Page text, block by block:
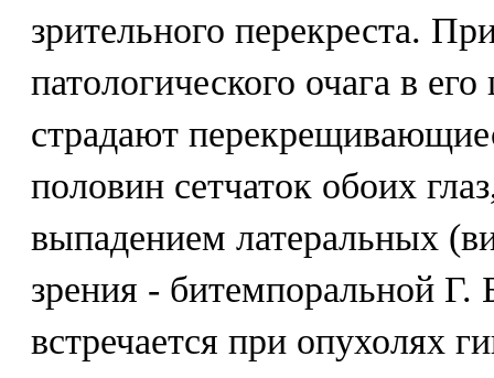
зрительного перекреста.
патологического очага в
страдают
половин сетчаток обоих
выпадением латеральных
зрения - битемпоральной Г.
встречается при опухолях